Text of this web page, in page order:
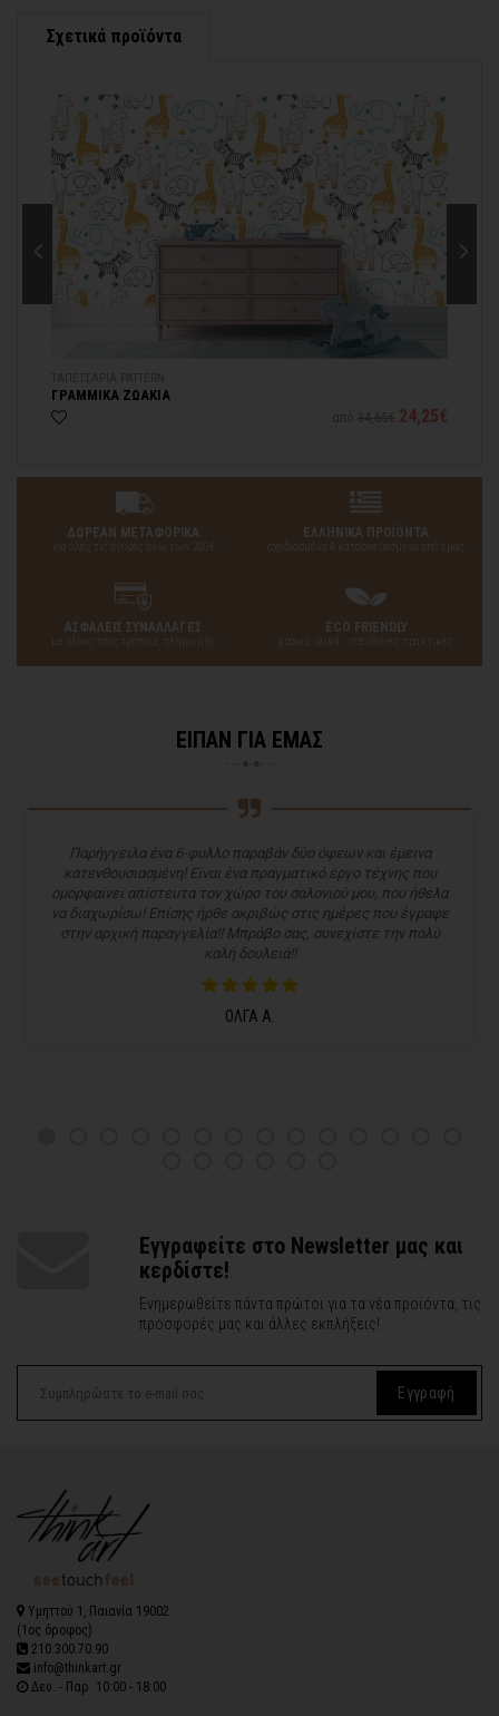
Σχετικά προϊόντα
ΓΡΑΜΜΙΚΑ ΖΩΑΚΙΑ
24,25€
ΔΩΡΕΑΝ ΜΕΤΑΦΟΡΙΚΑ
για όλες τις αγορές άνω των 200€
ΕΛΛΗΝΙΚΑ ΠΡΟΪΟΝΤΑ
σχεδιασμένα & κατασκευασμένα από εμάς
ΑΣΦΑΛΕΙΣ ΣΥΝΑΛΛΑΓΕΣ
με όλους τους τρόπους πληρωμής
ECO FRIENDLY
φυσικά υλικά - υπεύθυνες πρακτικές
ΕΙΠΑΝ ΓΙΑ ΕΜΑΣ
Παρήγγειλα ένα 6-φυλλο παραβάν δύο όψεων και έμεινα
κατενθουσιασμένη! Είναι ένα πραγματικό έργο τέχνης που
ομορφαίνει απίστευτα τον χώρο του σαλονιού μου, που ήθελα
να διαχωρίσω! Επίσης ήρθε ακριβώς στις ημέρες που έγραφε
στην αρχική παραγγελία!! Μπράβο σας, συνεχίστε την πολύ
καλή δουλειά!!
ΟΛΓΑ Α.
Εγγραφείτε στο Newsletter μας και
κερδίστε!
Ενημερωθείτε πάντα πρώτοι για τα νέα προϊόντα, τις
προσφορές μας και άλλες εκπλήξεις!
Εγγραφή
Υμηττού 1, Παιανία 19002
(1ος όροφος)
210.300.70.90
info@thinkart.gr
Δευ. - Παρ. 10:00 - 18:00